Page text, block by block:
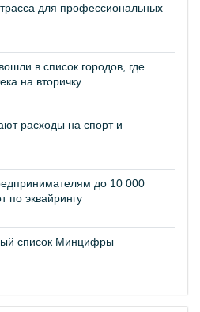
для профессиональных
в список городов, где
на вторичку
расходы на спорт и
до 10 000
по эквайрингу
список Минцифры